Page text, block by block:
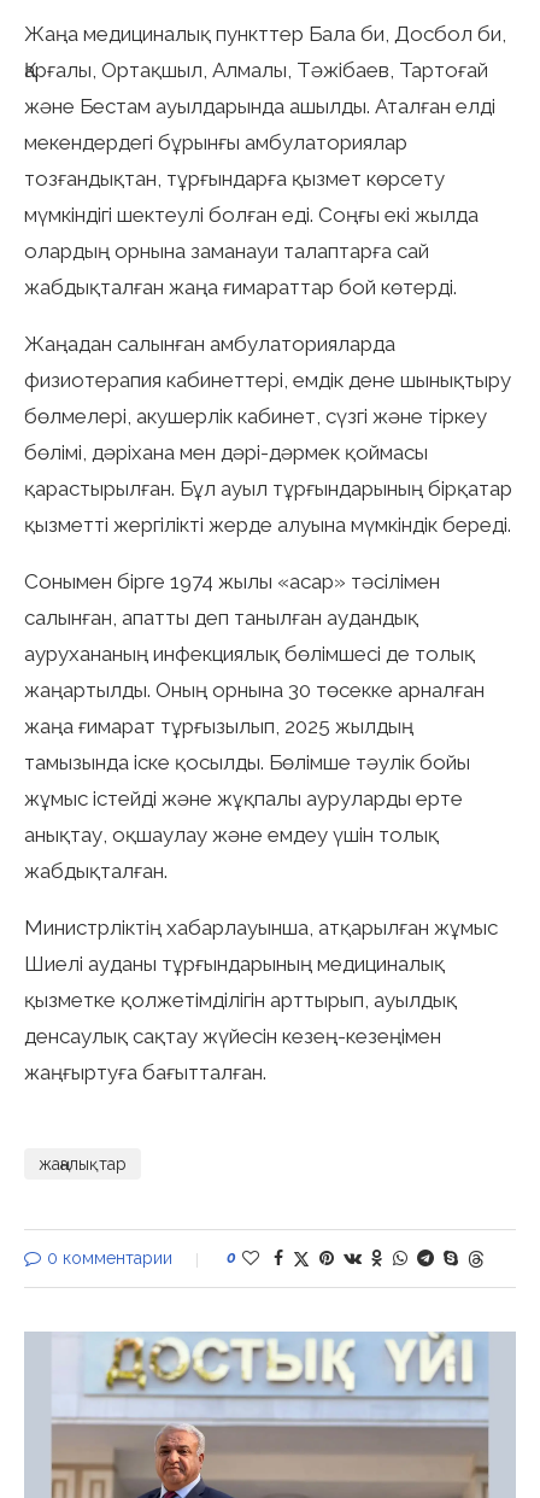
Жаңа медициналық пункттер Бала би, Досбол би,
Қарғалы, Ортақшыл, Алмалы, Тәжібаев, Тартоғай
және Бестам ауылдарында ашылды. Аталған елді
мекендердегі бұрынғы амбулаториялар
тозғандықтан, тұрғындарға қызмет көрсету
мүмкіндігі шектеулі болған еді. Соңғы екі жылда
олардың орнына заманауи талаптарға сай
жабдықталған жаңа ғимараттар бой көтерді.
Жаңадан салынған амбулаторияларда
физиотерапия кабинеттері, емдік дене шынықтыру
бөлмелері, акушерлік кабинет, сүзгі және тіркеу
бөлімі, дәріхана мен дәрі-дәрмек қоймасы
қарастырылған. Бұл ауыл тұрғындарының бірқатар
қызметті жергілікті жерде алуына мүмкіндік береді.
Сонымен бірге 1974 жылы «асар» тәсілімен
салынған, апатты деп танылған аудандық
аурухананың инфекциялық бөлімшесі де толық
жаңартылды. Оның орнына 30 төсекке арналған
жаңа ғимарат тұрғызылып, 2025 жылдың
тамызында іске қосылды. Бөлімше тәулік бойы
жұмыс істейді және жұқпалы ауруларды ерте
анықтау, оқшаулау және емдеу үшін толық
жабдықталған.
Министрліктің хабарлауынша, атқарылған жұмыс
Шиелі ауданы тұрғындарының медициналық
қызметке қолжетімділігін арттырып, ауылдық
денсаулық сақтау жүйесін кезең-кезеңімен
жаңғыртуға бағытталған.
жаңалықтар
0 комментарии 0